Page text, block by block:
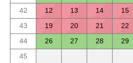
42
12 13 14 15
43
19 20 21 22
44
26 27 28 29
45